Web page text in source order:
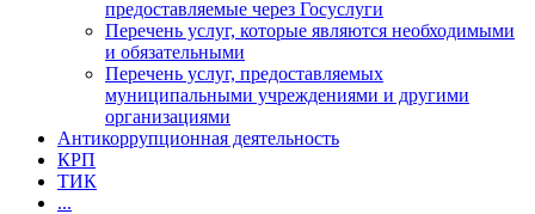
предоставляемые через Госуслуги
Перечень услуг, которые являются необходимыми
и обязательными
Перечень услуг, предоставляемых
муниципальными учреждениями и другими
организациями
Антикоррупционная деятельность
КРП
ТИК
...